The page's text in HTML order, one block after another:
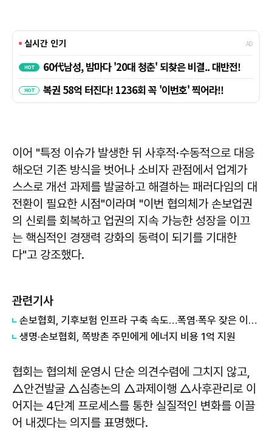
이어 "특정 이슈가 발생한 뒤 사후적·수동적으로 대응
해오던 기존 방식을 벗어나 소비자 관점에서 업계가
스스로 개선 과제를 발굴하고 해결하는 패러다임의 대
전환이 필요한 시점"이라며 "이번 협의체가 손보업권
의 신뢰를 회복하고 업권의 지속 가능한 성장을 이끄
는 핵심적인 경쟁력 강화의 동력이 되기를 기대한
다"고 강조했다.
관련기사
손보협회, 기후보험 인프라 구축 속도…폭염·폭우 잦은 이상기후 대비
생명·손보협회, 쪽방촌 주민에게 에너지 비용 1억 지원
협회는 협의체 운영시 단순 의견수렴에 그치지 않고,
△안건발굴 △심층논의 △과제이행 △사후관리로 이
어지는 4단계 프로세스를 통한 실질적인 변화를 이끌
어 내겠다는 의지를 표명했다.